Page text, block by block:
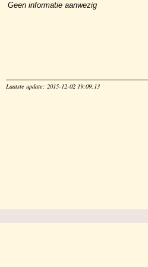
Geen informatie aanwezig
Laatste update: 2015-12-02 19:09:13